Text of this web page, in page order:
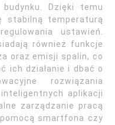
Dzięki temu
stabilną temperaturą
ustawień.
również funkcje
oraz emisji spalin, co
ich działanie i dbać o
rozwiązania
aplikacji
zarządzanie pracą
smartfona czy